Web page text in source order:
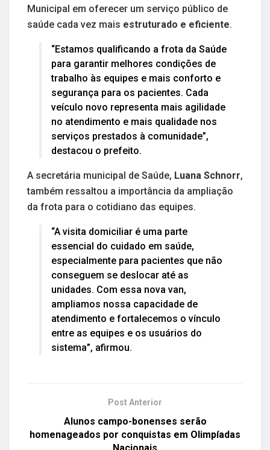
Municipal em oferecer um serviço público de
saúde cada vez mais estruturado e eficiente.
“Estamos qualificando a frota da Saúde
para garantir melhores condições de
trabalho às equipes e mais conforto e
segurança para os pacientes. Cada
veículo novo representa mais agilidade
no atendimento e mais qualidade nos
serviços prestados à comunidade”,
destacou o prefeito.
A secretária municipal de Saúde, Luana Schnorr,
também ressaltou a importância da ampliação
da frota para o cotidiano das equipes.
“A visita domiciliar é uma parte
essencial do cuidado em saúde,
especialmente para pacientes que não
conseguem se deslocar até as
unidades. Com essa nova van,
ampliamos nossa capacidade de
atendimento e fortalecemos o vínculo
entre as equipes e os usuários do
sistema”, afirmou.
Post Anterior
Alunos campo-bonenses serão
homenageados por conquistas em Olimpíadas